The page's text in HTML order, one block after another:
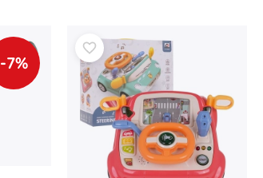
Arbeits- und Spaßhefte
Für die Kleinsten
Buchzubehör
Für kleine Erzählerinnen und Erzähler
-7%